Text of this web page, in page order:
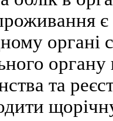
є
органі
органу
та